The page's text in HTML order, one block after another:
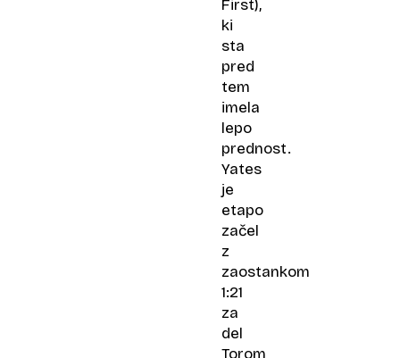
First),
ki
sta
pred
tem
imela
lepo
prednost.
Yates
je
etapo
začel
z
zaostankom
1:21
za
del
Torom